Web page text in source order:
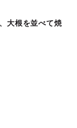
大根を並べて焼